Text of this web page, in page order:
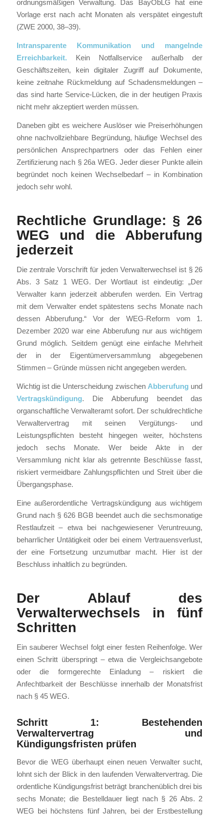
ordnungsmäßigen Verwaltung. Das BayObLG hat eine
Vorlage erst nach acht Monaten als verspätet eingestuft
(ZWE 2000, 38–39).
Intransparente Kommunikation und mangelnde
Erreichbarkeit. Kein Notfallservice außerhalb der
Geschäftszeiten, kein digitaler Zugriff auf Dokumente,
keine zeitnahe Rückmeldung auf Schadensmeldungen –
das sind harte Service-Lücken, die in der heutigen Praxis
nicht mehr akzeptiert werden müssen.
Daneben gibt es weichere Auslöser wie Preiserhöhungen
ohne nachvollziehbare Begründung, häufige Wechsel des
persönlichen Ansprechpartners oder das Fehlen einer
Zertifizierung nach § 26a WEG. Jeder dieser Punkte allein
begründet noch keinen Wechselbedarf – in Kombination
jedoch sehr wohl.
Rechtliche Grundlage: § 26
WEG und die Abberufung
jederzeit
Die zentrale Vorschrift für jeden Verwalterwechsel ist § 26
Abs. 3 Satz 1 WEG. Der Wortlaut ist eindeutig: „Der
Verwalter kann jederzeit abberufen werden. Ein Vertrag
mit dem Verwalter endet spätestens sechs Monate nach
dessen Abberufung.“ Vor der WEG-Reform vom 1.
Dezember 2020 war eine Abberufung nur aus wichtigem
Grund möglich. Seitdem genügt eine einfache Mehrheit
der in der Eigentümerversammlung abgegebenen
Stimmen – Gründe müssen nicht angegeben werden.
Wichtig ist die Unterscheidung zwischen Abberufung und
Vertragskündigung. Die Abberufung beendet das
organschaftliche Verwalteramt sofort. Der schuldrechtliche
Verwaltervertrag mit seinen Vergütungs- und
Leistungspflichten besteht hingegen weiter, höchstens
jedoch sechs Monate. Wer beide Akte in der
Versammlung nicht klar als getrennte Beschlüsse fasst,
riskiert vermeidbare Zahlungspflichten und Streit über die
Übergangsphase.
Eine außerordentliche Vertragskündigung aus wichtigem
Grund nach § 626 BGB beendet auch die sechsmonatige
Restlaufzeit – etwa bei nachgewiesener Veruntreuung,
beharrlicher Untätigkeit oder bei einem Vertrauensverlust,
der eine Fortsetzung unzumutbar macht. Hier ist der
Beschluss inhaltlich zu begründen.
Der Ablauf des
Verwalterwechsels in fünf
Schritten
Ein sauberer Wechsel folgt einer festen Reihenfolge. Wer
einen Schritt überspringt – etwa die Vergleichsangebote
oder die formgerechte Einladung – riskiert die
Anfechtbarkeit der Beschlüsse innerhalb der Monatsfrist
nach § 45 WEG.
Schritt 1: Bestehenden
Verwaltervertrag und
Kündigungsfristen prüfen
Bevor die WEG überhaupt einen neuen Verwalter sucht,
lohnt sich der Blick in den laufenden Verwaltervertrag. Die
ordentliche Kündigungsfrist beträgt branchenüblich drei bis
sechs Monate; die Bestelldauer liegt nach § 26 Abs. 2
WEG bei höchstens fünf Jahren, bei der Erstbestellung